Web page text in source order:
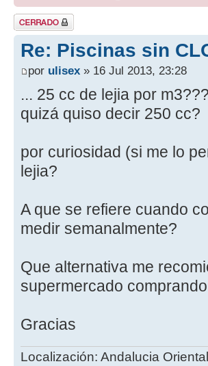
Tema cerrado
Re: Piscinas sin
por ulisex » 16 Jul 2013, 23:28
... 25 cc de lejia por m3???
quizá quiso decir 250 cc?
por curiosidad (si me lo
lejia?
A que se refiere cuando
medir semanalmente?
Que alternativa me
supermercado
Gracias
Localización: Andalucia Oriental